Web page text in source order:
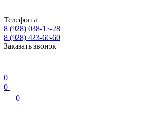
Телефоны
8 (928) 038-13-28
8 (928) 423-60-60
Заказать звонок
0
0
0